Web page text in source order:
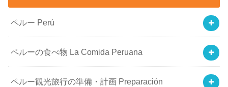
ペルー Perú
ペルーの食べ物 La Comida Peruana
ペルー観光旅行の準備・計画 Preparación